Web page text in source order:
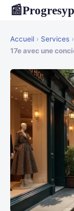
📰
Accueil › Services ›
17e avec une